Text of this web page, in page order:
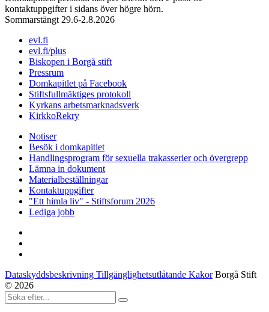
kontaktuppgifter i sidans över högre hörn.
Sommarstängt 29.6-2.8.2026
evl.fi
evl.fi/plus
Biskopen i Borgå stift
Pressrum
Domkapitlet på Facebook
Stiftsfullmäktiges protokoll
Kyrkans arbetsmarknadsverk
KirkkoRekry
Notiser
Besök i domkapitlet
Handlingsprogram för sexuella trakasserier och övergrepp
Lämna in dokument
Materialbeställningar
Kontaktuppgifter
"Ett himla liv" - Stiftsforum 2026
Lediga jobb
Dataskyddsbeskrivning Tillgänglighetsutlåtande Kakor Borgå Stift
© 2026